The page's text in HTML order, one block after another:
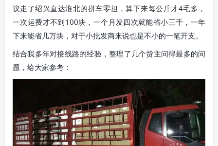
议走了绍兴直达淮北的拼车零担，算下来每公斤才4毛多，
一次运费才不到100块，一个月发四次就能省小三千，一年
下来能省几万块，对于小批发商来说也是不小的一笔开支。
结合我多年对接线路的经验，整理了几个货主问得最多的问
题，给大家参考：